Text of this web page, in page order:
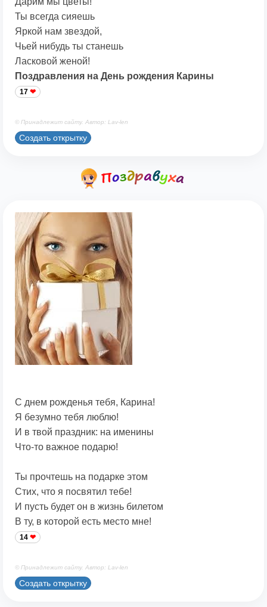
Ты всегда сияешь
Яркой нам звездой,
Чьей нибудь ты станешь
Ласковой женой!
Поздравления на День рождения Карины
17
© Принадлежит сайту. Автор: Lav-len
Создать открытку
С днем рожденья тебя, Карина!
Я безумно тебя люблю!
И в твой праздник: на именины
Что-то важное подарю!
Ты прочтешь на подарке этом
Стих, что я посвятил тебе!
И пусть будет он в жизнь билетом
В ту, в которой есть место мне!
14
© Принадлежит сайту. Автор: Lav-len
Создать открытку